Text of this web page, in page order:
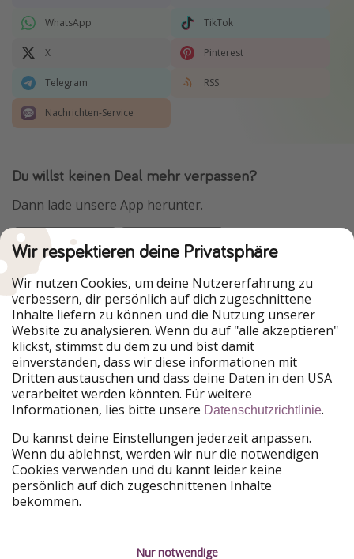
WhatsApp TikTok
X Pinterest
Telegram RSS
Nachrichten-Service
Du willst keinen Deal mehr verpassen?
Dann lade unsere App herunter.
Urlaubspiraten ist Teil der HolidayPirates Group
Unsere Märkte
PiratinViaggio
HolidayPirates
VakantiePiraten
WakacyjniPiraci
VoyagesPirates
Ferienpiraten
Urlaubspiraten
ViajerosPiratas
TravelPirates
HolidayPirates Group
Lerne uns kennen
Über uns
Rechtliches
Wir respektieren deine Privatsphäre
Wir nutzen Cookies, um deine Nutzererfahrung zu
verbessern, dir persönlich auf dich zugeschnittene
Inhalte liefern zu können und die Nutzung unserer
Website zu analysieren. Wenn du auf "alle akzeptieren"
klickst, stimmst du dem zu und bist damit
einverstanden, dass wir diese informationen mit
Dritten austauschen und dass deine Daten in den USA
verarbeitet werden könnten. Für weitere
Informationen, lies bitte unsere Datenschutzrichtlinie.
Du kannst deine Einstellungen jederzeit anpassen.
Wenn du ablehnst, werden wir nur die notwendigen
Cookies verwenden und du kannt leider keine
persönlich auf dich zugeschnittenen Inhalte
bekommen.
Nur notwendige